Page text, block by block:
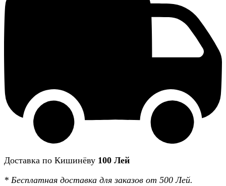
Доставка по Кишинёву 100 Лей
* Бесплатная доставка для заказов от 500 Лей.